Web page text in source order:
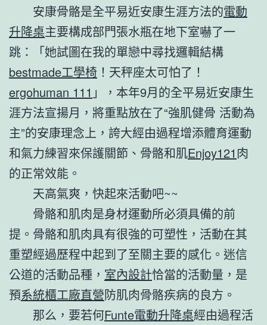
安康骨骼是全平易近安康生涯方法的電動
升降桌主要構成部門張水瓶在地下室嚇了一
跳：「她試圖在我的單戀中尋找邏輯結構
bestmade工學椅 ！天秤座太可怕了！
ergohuman 111 」，本年9月的全平易近安康生
涯方法宣揚月，將重點放在了“強肌健骨 活動為
主”的安康理念上，誇大經由過程增添體育運動
和氣力練習來保護關節、骨骼和肌Enjoy121 肉
的正常效能。
天高氣爽，快起來活動吧~~
骨骼和肌肉是身材運動所必須具備的前
提。骨骼和肌肉具有很強的可塑性，活動在其
重塑經過歷程中起到了至關主要的感化。迷信
公道的活動品種， 室內設計恰當的活動量，是
預系統櫃工廠直營防肌肉骨骼疾病的良方。
那么，要若何Funte電動升降桌經由過程活